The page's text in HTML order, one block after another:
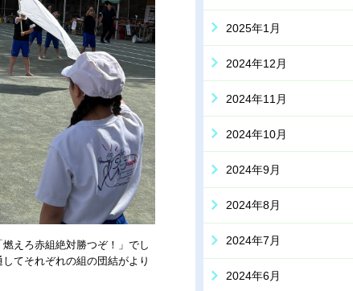
えろ赤組絶対勝つぞ！」でし
てそれぞれの組の団結がより
2025年1月
2024年12月
2024年11月
2024年10月
2024年9月
2024年8月
2024年7月
2024年6月